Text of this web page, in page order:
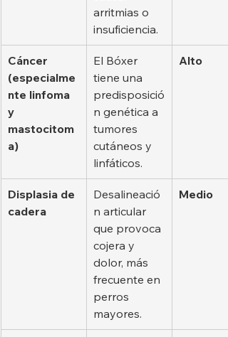
arritmias o
insuficiencia.
Cáncer
(especialme
nte linfoma
y
mastocitom
a)
El Bóxer
tiene una
predisposició
n genética a
tumores
cutáneos y
linfáticos.
Alto
Displasia de
cadera
Desalineació
n articular
que provoca
cojera y
dolor, más
frecuente en
perros
mayores.
Medio